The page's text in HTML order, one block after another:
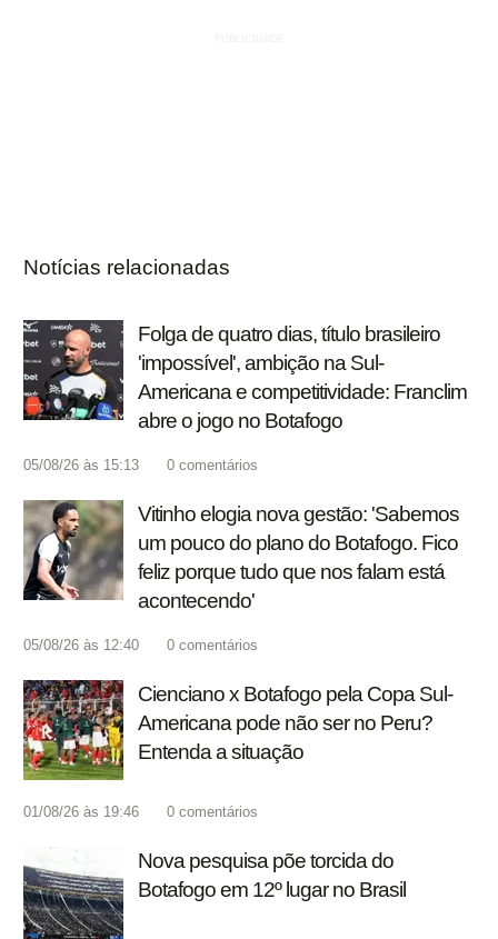
Notícias relacionadas
Folga de quatro dias, título brasileiro
'impossível', ambição na Sul-
Americana e competitividade: Franclim
abre o jogo no Botafogo
05/08/26 às 15:13 0 comentários
Vitinho elogia nova gestão: 'Sabemos
um pouco do plano do Botafogo. Fico
feliz porque tudo que nos falam está
acontecendo'
05/08/26 às 12:40 0 comentários
Cienciano x Botafogo pela Copa Sul-
Americana pode não ser no Peru?
Entenda a situação
01/08/26 às 19:46 0 comentários
Nova pesquisa põe torcida do
Botafogo em 12º lugar no Brasil